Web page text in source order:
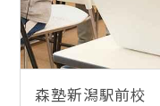
森塾新潟駅前校